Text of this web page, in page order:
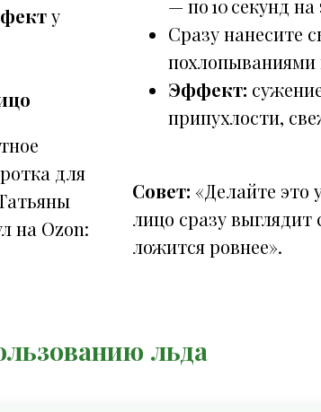
у
для
на Ozon:
— по 10 секунд на
Сразу нанесите
похлопываниями
Эффект:
припухлости,
Совет: «Делайте
лицо сразу выглядит
ложится ровнее».
льда